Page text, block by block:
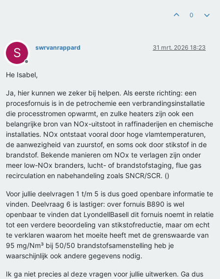
0
S
Offline
swrvanrappard 31 mrt. 2026 18:23
He Isabel,
Ja, hier kunnen we zeker bij helpen. Als eerste richting: een
procesfornuis is in de petrochemie een verbrandingsinstallatie
die processtromen opwarmt, en zulke heaters zijn ook een
belangrijke bron van NOx-uitstoot in raffinaderijen en chemische
installaties. NOx ontstaat vooral door hoge vlamtemperaturen,
de aanwezigheid van zuurstof, en soms ook door stikstof in de
brandstof. Bekende manieren om NOx te verlagen zijn onder
meer low-NOx branders, lucht- of brandstofstaging, flue gas
recirculation en nabehandeling zoals SNCR/SCR. ()
Voor jullie deelvragen 1 t/m 5 is dus goed openbare informatie te
vinden. Deelvraag 6 is lastiger: over fornuis B890 is wel
openbaar te vinden dat LyondellBasell dit fornuis noemt in relatie
tot een verdere beoordeling van stikstofreductie, maar om echt
te verklaren waarom het moeite heeft met de grenswaarde van
95 mg/Nm³ bij 50/50 brandstofsamenstelling heb je
waarschijnlijk ook andere gegevens nodig.
Ik ga niet precies al deze vragen voor jullie uitwerken. Ga dus